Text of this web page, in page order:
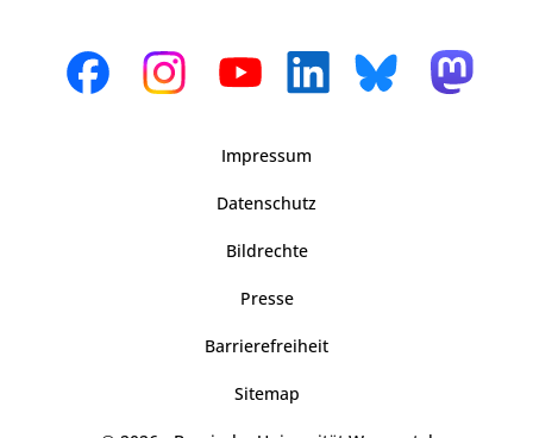
Impressum
Datenschutz
Bildrechte
Presse
Barrierefreiheit
Sitemap